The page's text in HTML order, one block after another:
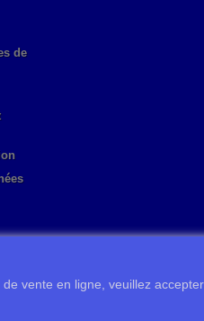
de
vente en ligne, veuillez